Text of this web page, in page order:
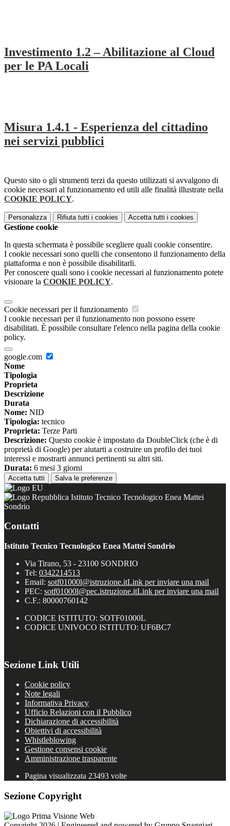
Investimento 1.2 – Abilitazione al Cloud
per le PA Locali
Misura 1.4.1 - Esperienza del cittadino
nei servizi pubblici
Questo sito o gli strumenti terzi da questo utilizzati si avvalgono di
cookie necessari al funzionamento ed utili alle finalità illustrate nella
COOKIE POLICY.
Personalizza Rifiuta tutti i cookies Accetta tutti i cookies
Gestione cookie
In questa schermata è possibile scegliere quali cookie consentire.
I cookie necessari sono quelli che consentono il funzionamento della
piattaforma e non è possibile disabilitarli.
Per conoscere quali sono i cookie necessari al funzionamento potete
visionare la COOKIE POLICY.
Cookie necessari per il funzionamento
I cookie necessari per il funzionamento non possono essere
disabilitati. È possibile consultare l'elenco nella pagina della cookie
policy.
google.com
Nome
Tipologia
Proprieta
Descrizione
Durata
Nome: NID
Tipologia: tecnico
Proprieta: Terze Parti
Descrizione: Questo cookie è impostato da DoubleClick (che è di
proprietà di Google) per aiutarti a costruire un profilo dei tuoi
interessi e mostrarti annunci pertinenti su altri siti.
Durata: 6 mesi 3 giorni
Accetta tutti Salva le preferenze
Istituto Tecnico Tecnologico Enea Mattei
Sondrio
Contatti
Istituto Tecnico Tecnologico Enea Mattei Sondrio
Via Tirano, 53 - 23100 SONDRIO
Tel: 0342214513
Email: sotf01000l@istruzione.itLink per inviare una mail
PEC: sotf01000l@pec.istruzione.itLink per inviare una mail
C.F.: 80000760142
CODICE ISTITUTO: SOTF01000L
CODICE UNIVOCO ISTITUTO: UF6BC7
Sezione Link Utili
Cookie policy
Note legali
Informativa Privacy
Ufficio Relazioni con il Pubblico
Dichiarazione di accessibilità
Obiettivi di accessibilità
Whistleblowing
Gestione consensi cookie
Amministrazione trasparente
Pagina visualizzata 23493 volte
Sezione Copyright